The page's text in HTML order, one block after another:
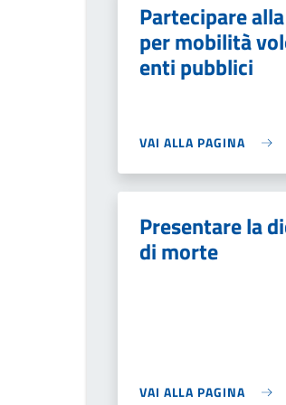
Partecipare
per mobilità
enti pubblici
VAI ALLA PAGINA
Presentare la
di morte
VAI ALLA PAGINA